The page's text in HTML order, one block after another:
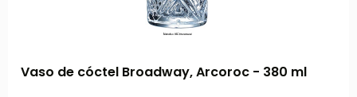
Vaso de cóctel Broadway, Arcoroc - 380 ml